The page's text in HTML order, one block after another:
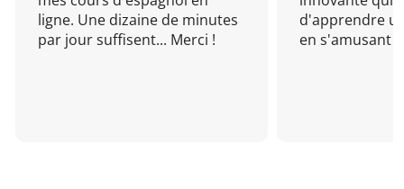
ligne. Une dizaine de minutes
par jour suffisent... Merci !
d'apprendre
en s'amusant !